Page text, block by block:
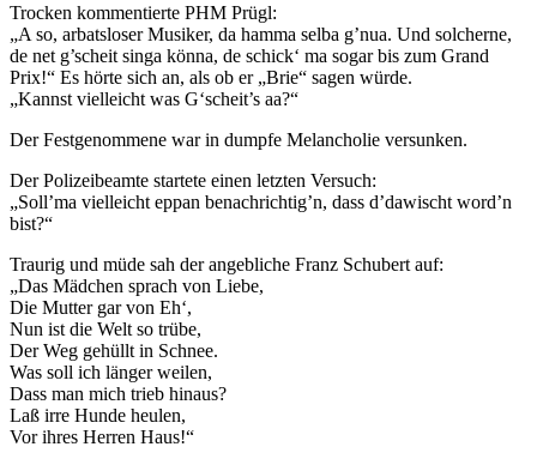
Trocken kommentierte PHM Prügl:
„A so, arbatsloser Musiker, da hamma selba g’nua. Und solcherne,
de net g’scheit singa könna, de schick‘ ma sogar bis zum Grand
Prix!“ Es hörte sich an, als ob er „Brie“ sagen würde.
„Kannst vielleicht was G‘scheit’s aa?“
Der Festgenommene war in dumpfe Melancholie versunken.
Der Polizeibeamte startete einen letzten Versuch:
„Soll’ma vielleicht eppan benachrichtig’n, dass d’dawischt word’n
bist?“
Traurig und müde sah der angebliche Franz Schubert auf:
„Das Mädchen sprach von Liebe,
Die Mutter gar von Eh‘,
Nun ist die Welt so trübe,
Der Weg gehüllt in Schnee.
Was soll ich länger weilen,
Dass man mich trieb hinaus?
Laß irre Hunde heulen,
Vor ihres Herren Haus!“